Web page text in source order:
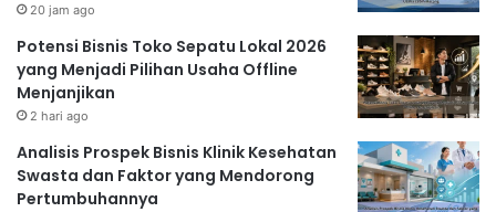
20 jam ago
Potensi Bisnis Toko Sepatu Lokal 2026
yang Menjadi Pilihan Usaha Offline
Menjanjikan
2 hari ago
Analisis Prospek Bisnis Klinik Kesehatan
Swasta dan Faktor yang Mendorong
Pertumbuhannya